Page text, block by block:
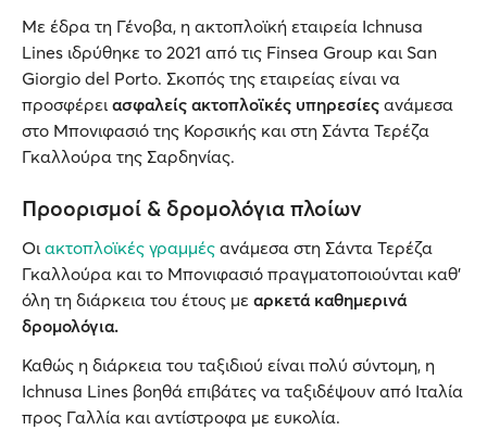
Με έδρα τη Γένοβα, η ακτοπλοϊκή εταιρεία Ichnusa
Lines ιδρύθηκε το 2021 από τις Finsea Group και San
Giorgio del Porto. Σκοπός της εταιρείας είναι να
προσφέρει ασφαλείς ακτοπλοϊκές υπηρεσίες ανάμεσα
στο Μπονιφασιό της Κορσικής και στη Σάντα Τερέζα
Γκαλλούρα της Σαρδηνίας.
Προορισμοί & δρομολόγια πλοίων
Οι ακτοπλοϊκές γραμμές ανάμεσα στη Σάντα Τερέζα
Γκαλλούρα και το Μπονιφασιό πραγματοποιούνται καθ’
όλη τη διάρκεια του έτους με αρκετά καθημερινά
δρομολόγια.
Καθώς η διάρκεια του ταξιδιού είναι πολύ σύντομη, η
Ichnusa Lines βοηθά επιβάτες να ταξιδέψουν από Ιταλία
προς Γαλλία και αντίστροφα με ευκολία.